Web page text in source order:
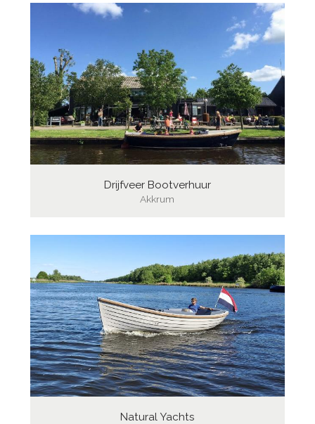
Drijfveer Bootverhuur
Akkrum
Natural Yachts